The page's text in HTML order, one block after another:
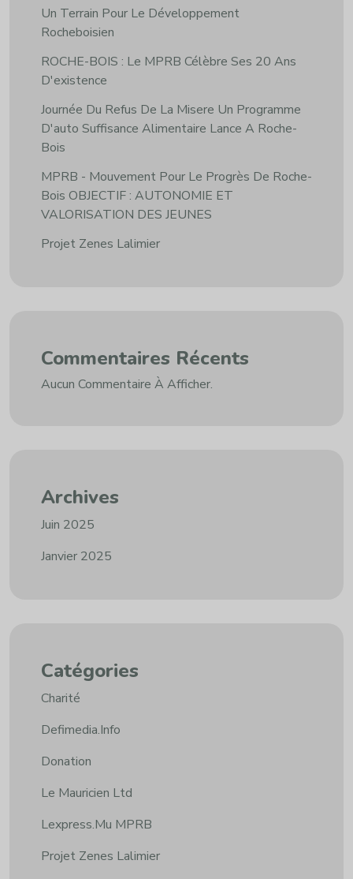
Un Terrain Pour Le Développement
Rocheboisien
ROCHE-BOIS : Le MPRB Célèbre Ses 20 Ans
D'existence
Journée Du Refus De La Misere Un Programme
D'auto Suffisance Alimentaire Lance A Roche-
Bois
MPRB - Mouvement Pour Le Progrès De Roche-
Bois OBJECTIF : AUTONOMIE ET
VALORISATION DES JEUNES
Projet Zenes Lalimier
Commentaires Récents
Aucun Commentaire À Afficher.
Archives
Juin 2025
Janvier 2025
Catégories
Charité
Defimedia.info
Donation
Le Mauricien Ltd
Lexpress.mu MPRB
Projet Zenes Lalimier